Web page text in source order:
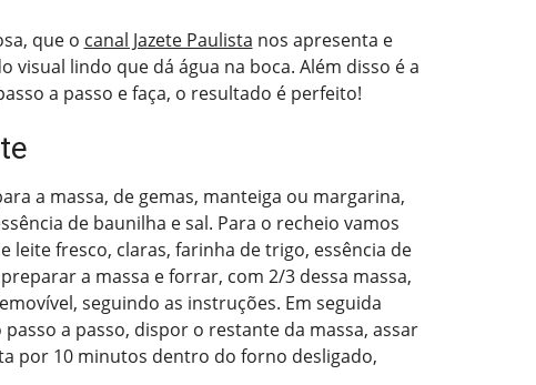
que o canal Jazete Paulista nos apresenta e
visual lindo que dá água na boca. Além disso é a
a passo e faça, o resultado é perfeito!
a massa, de gemas, manteiga ou margarina,
de baunilha e sal. Para o recheio vamos
leite fresco, claras, farinha de trigo, essência de
a massa e forrar, com 2/3 dessa massa,
seguindo as instruções. Em seguida
a passo, dispor o restante da massa, assar
por 10 minutos dentro do forno desligado,